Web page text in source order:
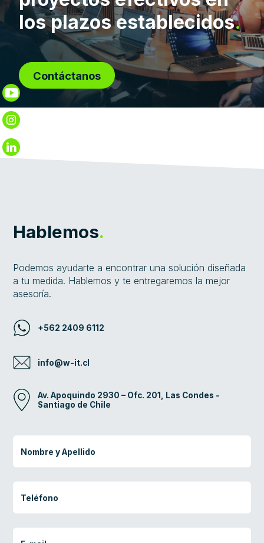
los plazos establecidos.
Contáctanos
Hablemos.
Podemos ayudarte a encontrar una solución diseñada
a tu medida. Hablemos y te entregaremos la mejor
asesoría.
+562 2409 6112
info@w-it.cl
Av. Apoquindo 2930 – Ofc. 201, Las Condes -
Santiago de Chile